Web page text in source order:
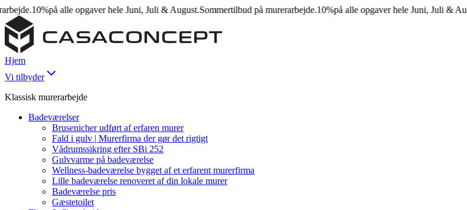
10%på alle opgaver hele Juni, Juli & August.Sommertilbud på murerarbejde.10%på alle opgaver hele Juni, Juli & August.
Hjem
Vi tilbyder
Klassisk murerarbejde
Badeværelser
Brusenicher udført af erfaren murer
Fald i gulv | Murerfirma der gør det rigtigt
Vådrumssikring efter SBi 252
Gulvvarme på badeværelse
Wellness-badeværelse bygget af et erfarent murerfirma
Lille badeværelse renoveret af din lokale murer
Badeværelse pris
Gæstetoilet